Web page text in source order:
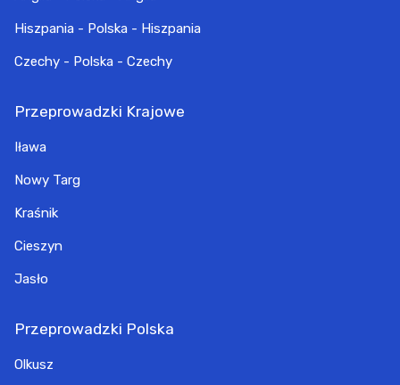
Hiszpania - Polska - Hiszpania
Czechy - Polska - Czechy
Przeprowadzki Krajowe
Iława
Nowy Targ
Kraśnik
Cieszyn
Jasło
Przeprowadzki Polska
Olkusz